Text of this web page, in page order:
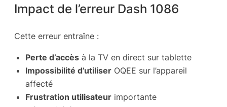
Impact de l’erreur Dash 1086
Cette erreur entraîne :
Perte d’accès à la TV en direct sur tablette
Impossibilité d’utiliser OQEE sur l’appareil
affecté
Frustration utilisateur importante